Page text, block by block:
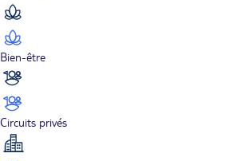
Bien-être
Circuits privés